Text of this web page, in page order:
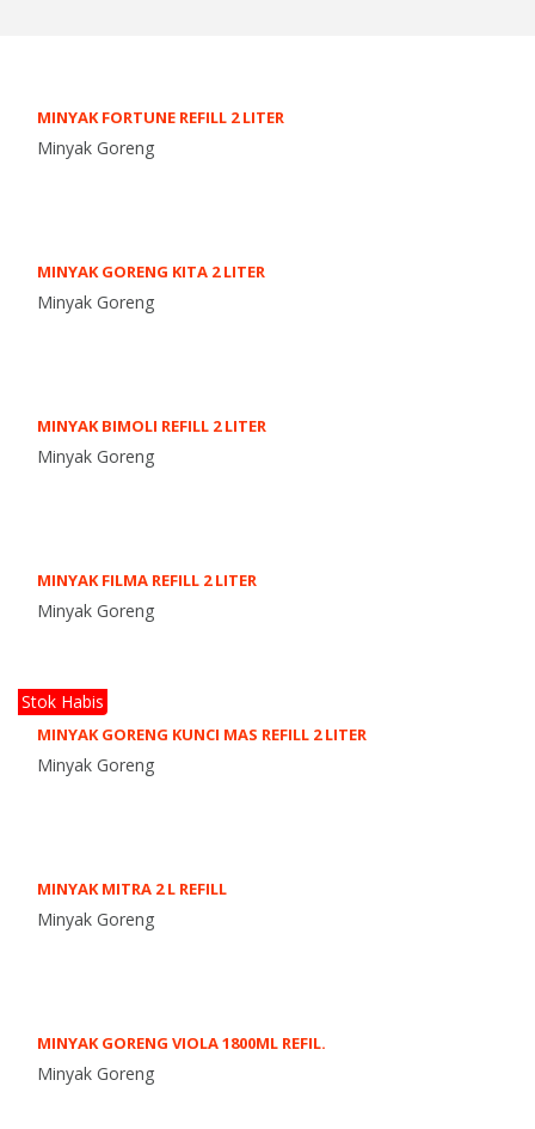
MINYAK FORTUNE REFILL 2 LITER
Minyak Goreng
MINYAK GORENG KITA 2 LITER
Minyak Goreng
MINYAK BIMOLI REFILL 2 LITER
Minyak Goreng
MINYAK FILMA REFILL 2 LITER
Minyak Goreng
MINYAK GORENG KUNCI MAS REFILL 2 LITER
Minyak Goreng
Stok Habis
MINYAK MITRA 2 L REFILL
Minyak Goreng
MINYAK GORENG VIOLA 1800ML REFIL.
Minyak Goreng